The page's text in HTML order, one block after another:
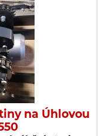
na Úhlovou